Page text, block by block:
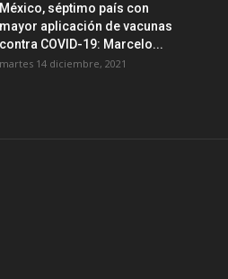
México, séptimo país con
mayor aplicación de vacunas
contra COVID-19: Marcelo...
martes 14 diciembre, 2021